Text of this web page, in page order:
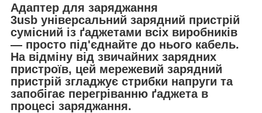
Адаптер для заряджання
3usb універсальний зарядний пристрій
сумісний із ґаджетами всіх виробників
— просто під'єднайте до нього кабель.
На відміну від звичайних зарядних
пристроїв, цей мережевий зарядний
пристрій згладжує стрибки напруги та
запобігає перегріванню ґаджета в
процесі заряджання.